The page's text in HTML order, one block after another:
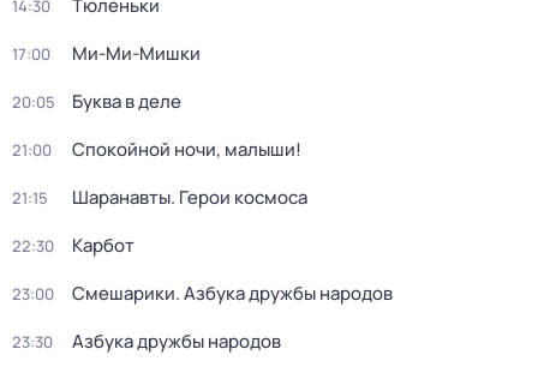
14:30 Тюленьки
17:00 Ми-Ми-Мишки
20:05 Буква в деле
21:00 Спокойной ночи, малыши!
21:15 Шаранавты. Герои космоса
22:30 Карбот
23:00 Смешарики. Азбука дружбы народов
23:30 Азбука дружбы народов